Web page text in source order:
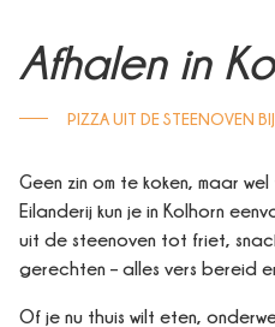
Afhalen in
PIZZA UIT DE STEENOVEN BIJ
Geen zin om te koken, maar
Eilanderij kun je in Kolhorn
uit de steenoven tot friet,
gerechten – alles vers bereid
Of je nu thuis wilt eten,